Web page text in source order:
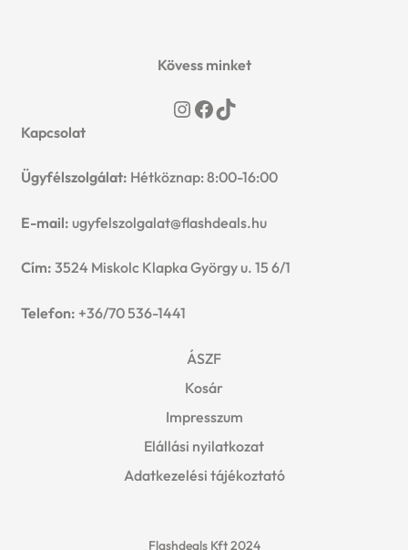
Kövess minket
Instagram
Facebook
TikTok
Kapcsolat
Ügyfélszolgálat: Hétköznap: 8:00-16:00
E-mail: ugyfelszolgalat@flashdeals.hu
Cím: 3524 Miskolc Klapka György u. 15 6/1
Telefon: +36/70 536-1441
ÁSZF
Kosár
Impresszum
Elállási nyilatkozat
Adatkezelési tájékoztató
Flashdeals Kft 2024